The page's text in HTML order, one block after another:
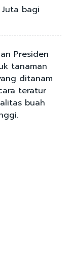
bagi
Presiden
tanaman
ditanam
teratur
buah